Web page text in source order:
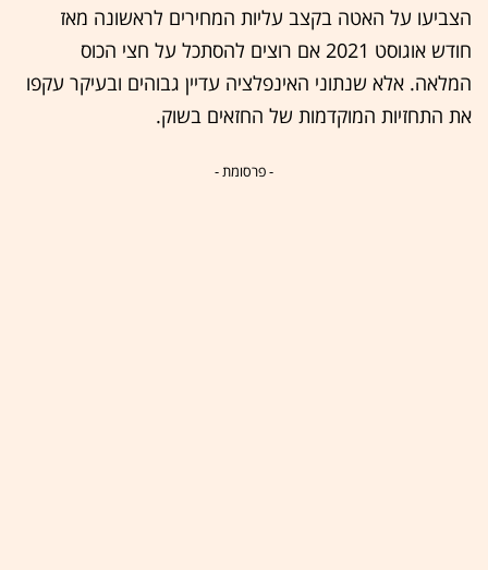
הצביעו על האטה בקצב עליות המחירים לראשונה מאז
חודש אוגוסט 2021 אם רוצים להסתכל על חצי הכוס
המלאה. אלא שנתוני האינפלציה עדיין גבוהים ובעיקר עקפו
את התחזיות המוקדמות של החזאים בשוק.
- פרסומת -